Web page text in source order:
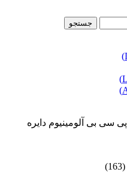
جستجو
پی سی بی آلومینیوم دایره
(163)